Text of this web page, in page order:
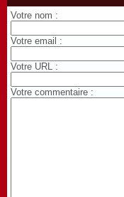
Votre nom :
Votre email :
Votre URL :
Votre commentaire :